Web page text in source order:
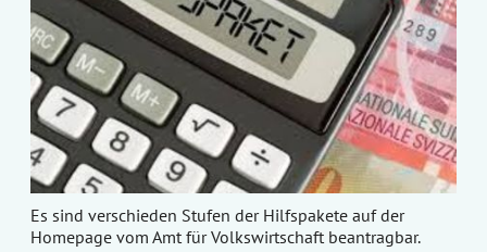
Es sind verschieden Stufen der Hilfspakete auf der
Homepage vom Amt für Volkswirtschaft beantragbar.